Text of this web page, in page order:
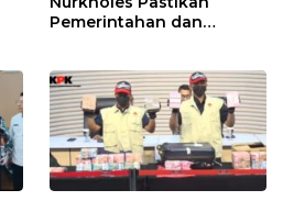
Pemerintahan dan